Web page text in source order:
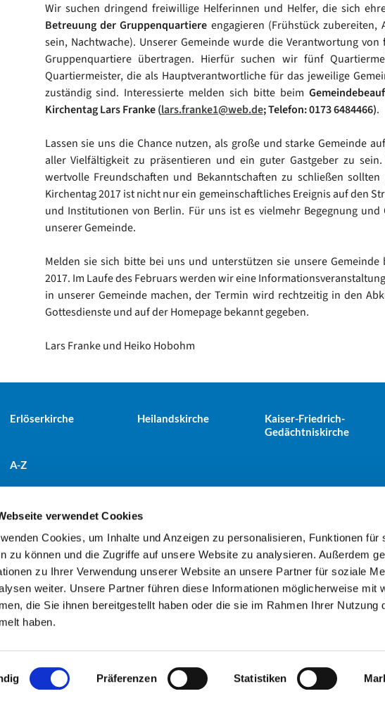
verwendet Cookies
Cookies, um Inhalte und Anzeigen zu personalisieren, Funktionen für
zu können und die Zugriffe auf unsere Website zu analysieren. Außerdem
zu Ihrer Verwendung unserer Website an unsere Partner für soziale
weiter. Unsere Partner führen diese Informationen möglicherweise mit
die Sie ihnen bereitgestellt haben oder die sie im Rahmen Ihrer Nutzung
haben.
Präferenzen Statistiken
Wir suchen dringend freiwillige Helferinnen und Helfer, die sich
Betreuung der Gruppenquartiere engagieren (Frühstück zubereiten,
sein, Nachtwache). Unserer Gemeinde wurde die Verantwortung
Gruppenquartiere übertragen. Hierfür suchen wir fünf
Quartiermeister, die als Hauptverantwortliche für das jeweilige
zuständig sind. Interessierte melden sich bitte beim
Kirchentag Lars Franke (lars.franke1@web.de; Telefon: 0173 6484466).
Lassen sie uns die Chance nutzen, als große und starke Gemeinde
aller Vielfältigkeit zu präsentieren und ein guter Gastgeber zu
wertvolle Freundschaften und Bekanntschaften zu schließen
Kirchentag 2017 ist nicht nur ein gemeinschaftliches Ereignis auf den
und Institutionen von Berlin. Für uns ist es vielmehr Begegnung und
unserer Gemeinde.
Melden sie sich bitte bei uns und unterstützen sie unsere Gemeinde
2017. Im Laufe des Februars werden wir eine
in unserer Gemeinde machen, der Termin wird rechtzeitig in den
Gottesdienste und auf der Homepage bekannt gegeben.
Lars Franke und Heiko Hobohm
Erlöserkirche Heilandskirche
Kaiser-Friedrich-
Gedächtniskirche
A-Z
Kirchengemeinde Tiergarten · Alt-Moabit 25, 10559 Berlin+49303943498
Kontaktinformationen Impressum